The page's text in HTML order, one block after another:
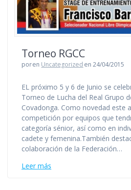
Torneo RGCC
poren Uncategorized en 24/04/2015
EL próximo 5 y 6 de Junio se
Torneo de Lucha del Real Grupo
Covadonga. Como novedad este
competición por equipos que
categoría sénior, así como en
cadete y femenina.También
colaboración de la Federación…
Leer más